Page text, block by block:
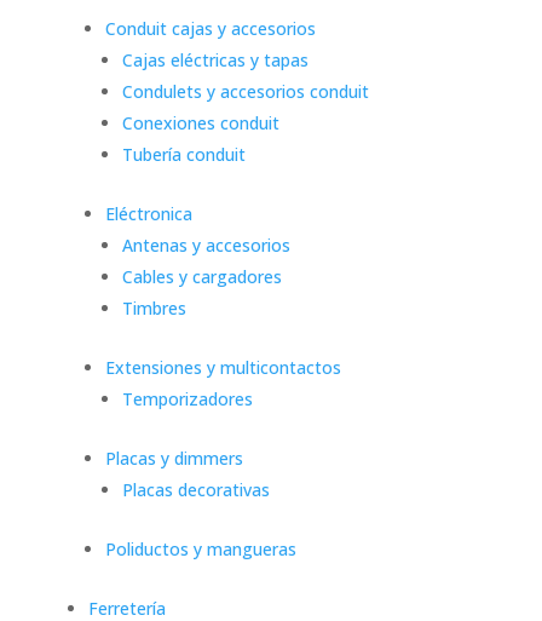
Conduit cajas y accesorios
Cajas eléctricas y tapas
Condulets y accesorios conduit
Conexiones conduit
Tubería conduit
Eléctronica
Antenas y accesorios
Cables y cargadores
Timbres
Extensiones y multicontactos
Temporizadores
Placas y dimmers
Placas decorativas
Poliductos y mangueras
Ferretería